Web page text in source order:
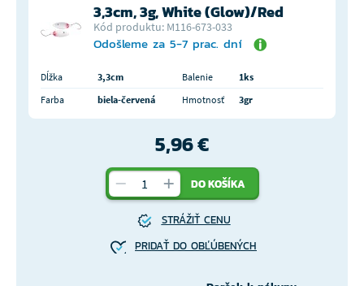
3,3cm, 3g, White (Glow)/Red
Kód produktu: M116-673-033
Odošleme za 5-7 prac. dní
Dĺžka 3,3cm Balenie
1ks
Farba
biela-červená Hmotnosť 3gr
5,96 €
DO KOŠÍKA
STRÁŽIŤ CENU
PRIDAŤ DO OBĽÚBENÝCH